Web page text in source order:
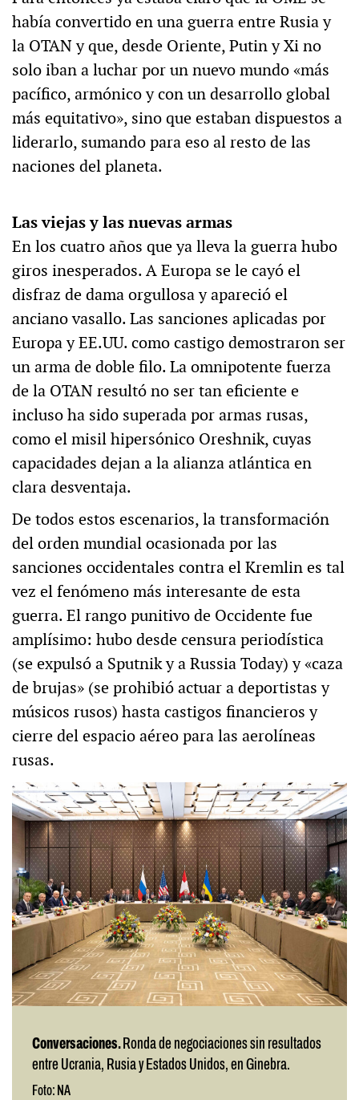
había convertido en una guerra entre Rusia y
la OTAN y que, desde Oriente, Putin y Xi no
solo iban a luchar por un nuevo mundo «más
pacífico, armónico y con un desarrollo global
más equitativo», sino que estaban dispuestos a
liderarlo, sumando para eso al resto de las
naciones del planeta.
Las viejas y las nuevas armas
En los cuatro años que ya lleva la guerra hubo
giros inesperados. A Europa se le cayó el
disfraz de dama orgullosa y apareció el
anciano vasallo. Las sanciones aplicadas por
Europa y EE.UU. como castigo demostraron ser
un arma de doble filo. La omnipotente fuerza
de la OTAN resultó no ser tan eficiente e
incluso ha sido superada por armas rusas,
como el misil hipersónico Oreshnik, cuyas
capacidades dejan a la alianza atlántica en
clara desventaja.
De todos estos escenarios, la transformación
del orden mundial ocasionada por las
sanciones occidentales contra el Kremlin es tal
vez el fenómeno más interesante de esta
guerra. El rango punitivo de Occidente fue
amplísimo: hubo desde censura periodística
(se expulsó a Sputnik y a Russia Today) y «caza
de brujas» (se prohibió actuar a deportistas y
músicos rusos) hasta castigos financieros y
cierre del espacio aéreo para las aerolíneas
rusas.
Conversaciones. Ronda de negociaciones sin resultados
entre Ucrania, Rusia y Estados Unidos, en Ginebra.
Foto: NA